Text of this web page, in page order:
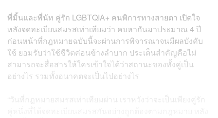
พี่มิ้นและพี่นัท คู่รัก LGBTQIA+ คนพิการทางสายตา เปิดใจ
หลังจดทะเบียนสมรสเท่าเทียมว่า คบหากันมาประมาณ 4 ปี
ก่อนหน้าที่กฎหมายฉบับนี้จะผ่านการพิจารณาจนมีผลบังคับ
ใช้ ยอมรับว่าใช้ชีวิตค่อนข้างลำบาก ประเด็นสำคัญคือไม่
สามารถจะสื่อสารให้ใครเข้าใจได้ว่าสถานะของทั้งคู่เป็น
อย่างไร รวมทั้งอนาคตจะเป็นไปอย่างไร
“วันที่กฎหมายสมรสเท่าเทียมผ่าน เราหวังว่าจะเป็นเพียงคู่รัก